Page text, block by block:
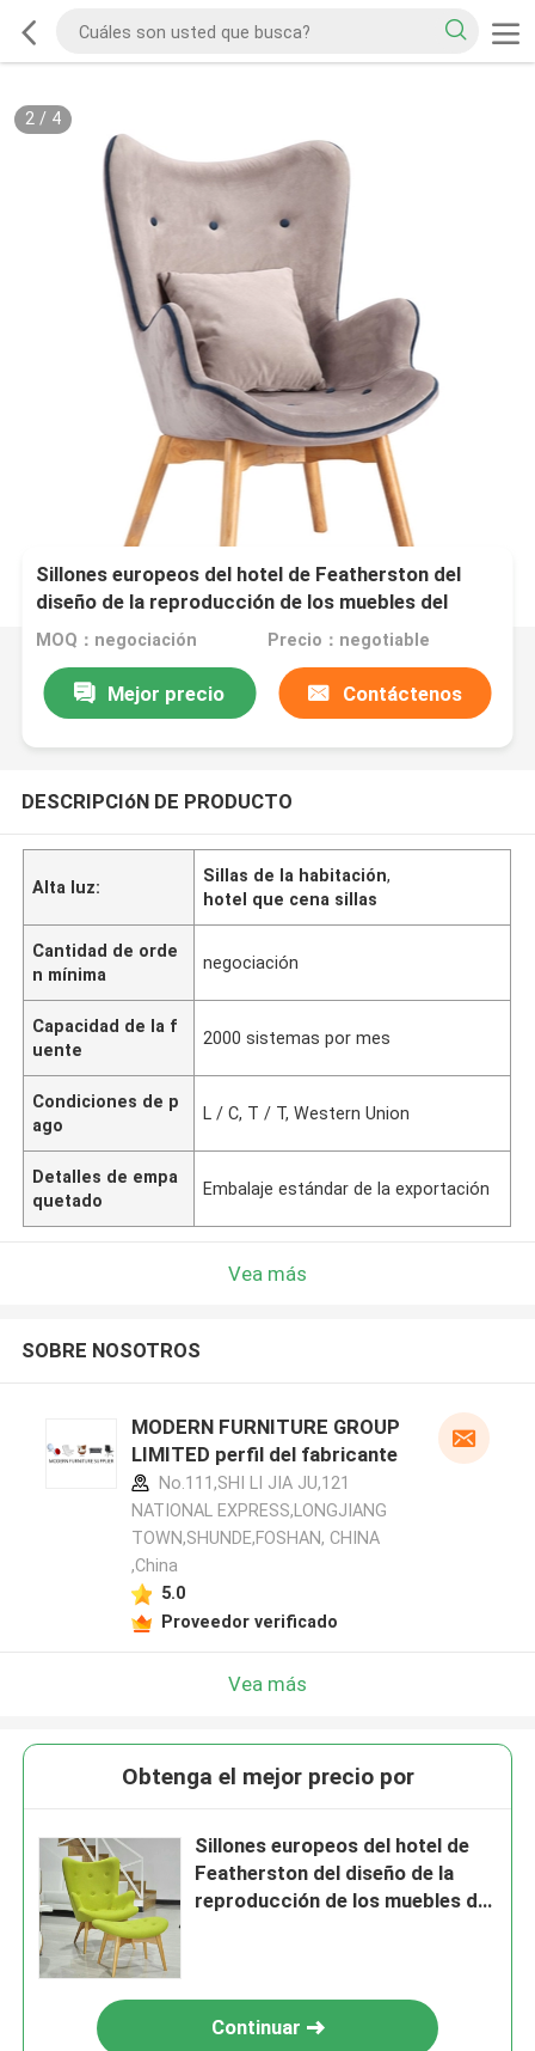
2/ 4
Sillones europeos del hotel de Featherston del
diseño de la reproducción de los muebles del
estilo con las piernas de madera
MOQ：negociación Precio：negotiable
Mejor precio Contáctenos
DESCRIPCIóN DE PRODUCTO
Alta luz:
Sillas de la habitación,
hotel que cena sillas
Cantidad de orde
n mínima
negociación
Capacidad de la f
uente
2000 sistemas por mes
Condiciones de p
ago
L / C, T / T, Western Union
Detalles de empa
quetado
Embalaje estándar de la exportación
Vea más
SOBRE NOSOTROS
MODERN FURNITURE GROUP
LIMITED perfil del fabricante
No.111,SHI LI JIA JU,121
NATIONAL EXPRESS,LONGJIANG
TOWN,SHUNDE,FOSHAN, CHINA
,China
5.0
Proveedor verificado
Vea más
Obtenga el mejor precio por
Sillones europeos del hotel de
Featherston del diseño de la
reproducción de los muebles del
Continuar